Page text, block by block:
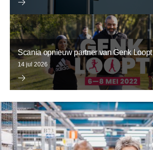
Scania opnieuw partner van Genk Loopt
14 jul 2026